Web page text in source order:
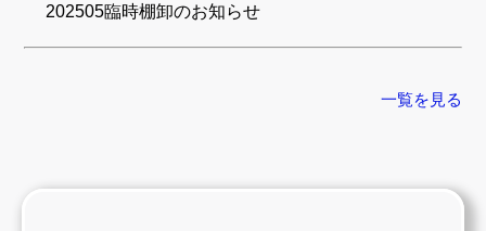
202505臨時棚卸のお知らせ
一覧を見る